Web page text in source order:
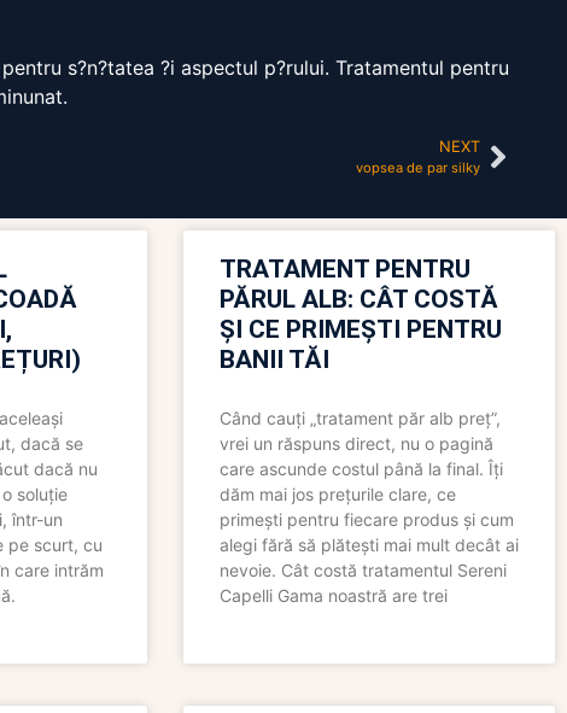
s?n?tatea ?i aspectul p?rului. Tratamentul pentru
NEXT
vopsea de par silky
dacă se
dacă nu
soluție
într-un
pe scurt, cu
care intrăm
TRATAMENT PENTRU
PĂRUL ALB: CÂT COSTĂ
ȘI CE PRIMEȘTI PENTRU
BANII TĂI
Când cauți „tratament păr alb preț”,
vrei un răspuns direct, nu o pagină
care ascunde costul până la final. Îți
dăm mai jos prețurile clare, ce
primești pentru fiecare produs și cum
alegi fără să plătești mai mult decât ai
nevoie. Cât costă tratamentul Sereni
Capelli Gama noastră are trei